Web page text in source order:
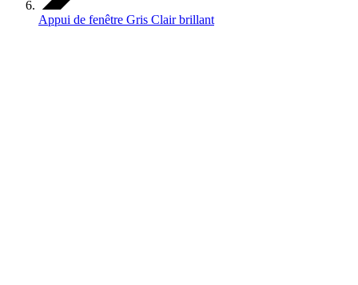
Appui de fenêtre Gris Clair brillant